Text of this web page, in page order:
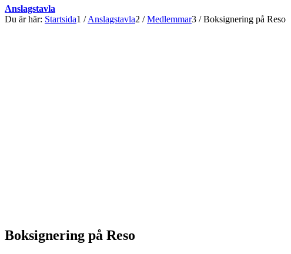
Anslagstavla
Du är här: Startsida1 / Anslagstavla2 / Medlemmar3 / Boksignering på Reso
Boksignering på Reso